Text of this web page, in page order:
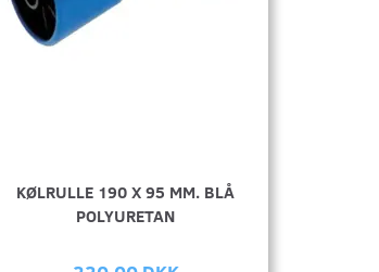
KØLRULLE 190 X 95 MM. BLÅ
POLYURETAN